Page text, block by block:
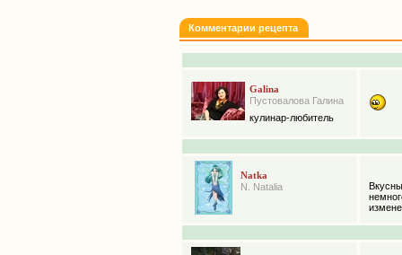
Комментарии рецепта
Galina
Пустовалова Галина
кулинар-любитель
Natka
N. Natalia